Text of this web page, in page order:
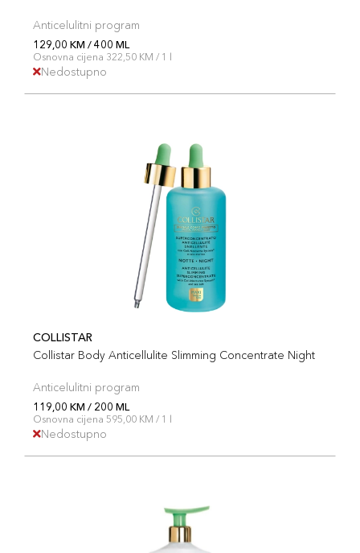
Anticelulitni program
129,00 KM / 400 ML
Osnovna cijena 322,50 KM / 1 l
Nedostupno
COLLISTAR
Collistar Body Anticellulite Slimming Concentrate Night
Anticelulitni program
119,00 KM / 200 ML
Osnovna cijena 595,00 KM / 1 l
Nedostupno